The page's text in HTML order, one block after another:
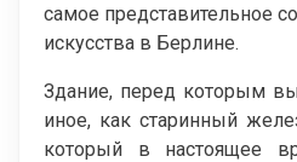
самое представительное
искусства в Берлине.
Здание, перед которым
иное, как старинный
который в настоящее